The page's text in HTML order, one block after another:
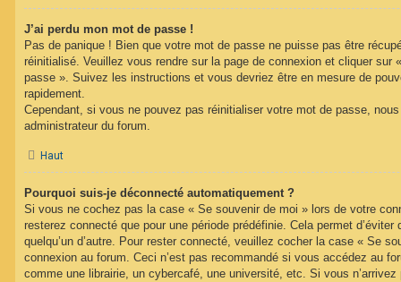
J’ai perdu mon mot de passe !
Pas de panique ! Bien que votre mot de passe ne puisse pas être
réinitialisé. Veuillez vous rendre sur la page de connexion et cliquer sur
passe ». Suivez les instructions et vous devriez être en mesure de
rapidement.
Cependant, si vous ne pouvez pas réinitialiser votre mot de passe,
administrateur du forum.
Haut
Pourquoi suis-je déconnecté automatiquement ?
Si vous ne cochez pas la case « Se souvenir de moi » lors de votre
resterez connecté que pour une période prédéfinie. Cela permet
quelqu’un d’autre. Pour rester connecté, veuillez cocher la case « Se
connexion au forum. Ceci n’est pas recommandé si vous accédez au
comme une librairie, un cybercafé, une université, etc. Si vous